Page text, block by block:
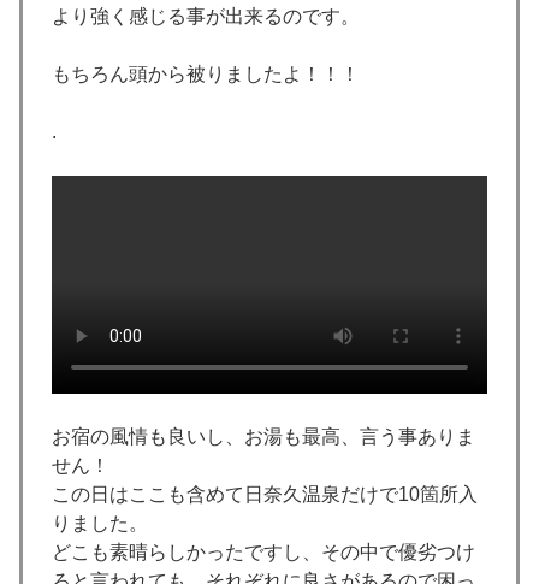
より強く感じる事が出来るのです。
もちろん頭から被りましたよ！！！
.
お宿の風情も良いし、お湯も最高、言う事ありま
せん！
この日はここも含めて日奈久温泉だけで10箇所入
りました。
どこも素晴らしかったですし、その中で優劣つけ